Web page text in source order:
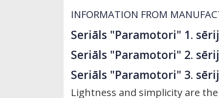
INFORMATION FROM
Seriāls "Paramotori" 1.
Seriāls "Paramotori" 2.
Seriāls "Paramotori" 3.
Lightness and simplicity are